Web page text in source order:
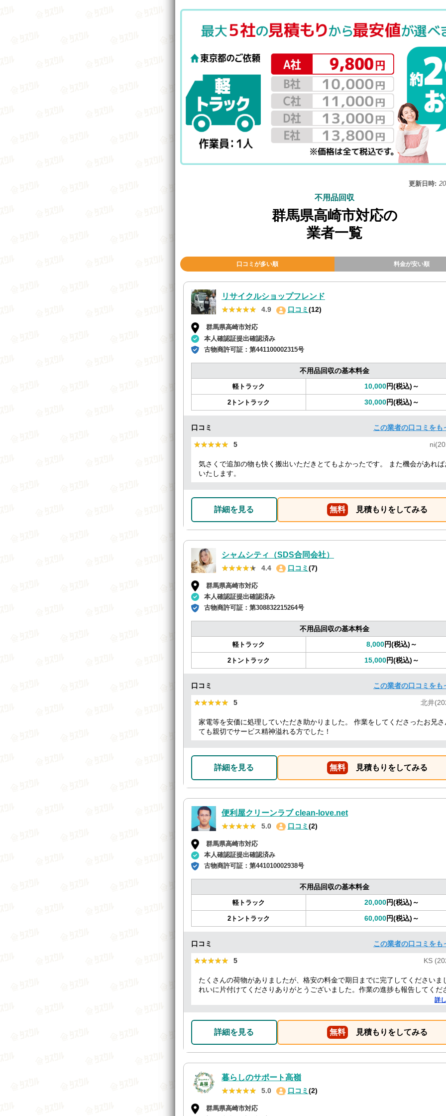
更新日時:
不用品回収
群馬県高崎市対応の
業者一覧
口コミが多い順 料金が安い順
リサイクルショップフレンド
★★★★★
★★★★★ 4.9 口コミ(12)
群馬県高崎市対応
本人確認証提出確認済み
古物商許可証： 第441100002315号
不用品回収の基本料金
軽トラック 10,000円(税込)～
2トントラック 30,000円(税込)～
口コミ この業者の口コミを
★★★★★
★★★★★ 5
気さくで追加の物も快く搬出いただきとてもよかったです。 また機会があれ
いたします。
詳細を見る 無料 見積もりをしてみる
シャムシティ（SDS合同会社）
★★★★★
★★★★★ 4.4 口コミ (7)
群馬県高崎市対応
本人確認証提出確認済み
古物商許可証： 第308832215264号
不用品回収の基本料金
軽トラック 8,000円(税込)～
2トントラック 15,000円(税込)～
口コミ この業者の口コミを
★★★★★
★★★★★ 5 北井
家電等を安価に処理していただき助かりました。 作業をしてくださったお兄
ても親切でサービス精神溢れる方でした！
詳細を見る 無料 見積もりをしてみる
便利屋クリーンラブ clean-love.net
★★★★★
★★★★★ 5.0 口コミ (2)
群馬県高崎市対応
本人確認証提出確認済み
古物商許可証： 第441010002938号
不用品回収の基本料金
軽トラック 20,000円(税込)～
2トントラック 60,000円(税込)～
口コミ この業者の口コミを
★★★★★
★★★★★ 5 KS
たくさんの荷物がありましたが、格安の料金で期日までに完了してくださいま
れいに片付けてくださりありがとうございました。作業の進捗も報告してくだ
詳
詳細を見る 無料 見積もりをしてみる
暮らしのサポート高嶺
★★★★★
★★★★★ 5.0 口コミ (2)
群馬県高崎市対応